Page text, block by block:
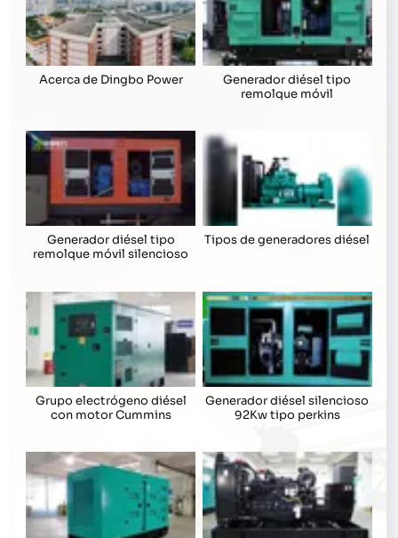
Acerca de Dingbo Power
Generador diésel tipo
remolque móvil
Generador diésel tipo
remolque móvil silencioso
Tipos de generadores diésel
Grupo electrógeno diésel
con motor Cummins
Generador diésel silencioso
92Kw tipo perkins